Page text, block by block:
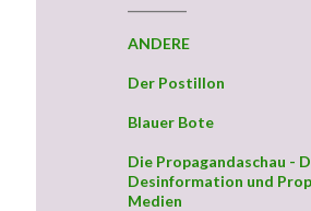
ANDERE
Der Postillon
Blauer Bote
Die Propagandaschau -
Desinformation und
Medien